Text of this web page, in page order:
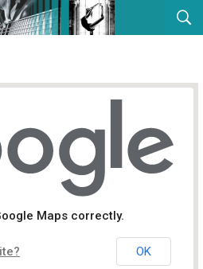
VI - San Martinu di Lota
Maps correctly.
OK